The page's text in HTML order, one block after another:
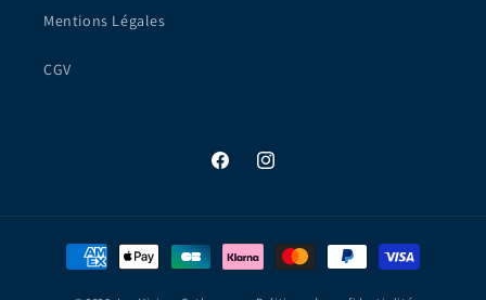
Mentions Légales
CGV
FacebookInstagram
Moyens
de